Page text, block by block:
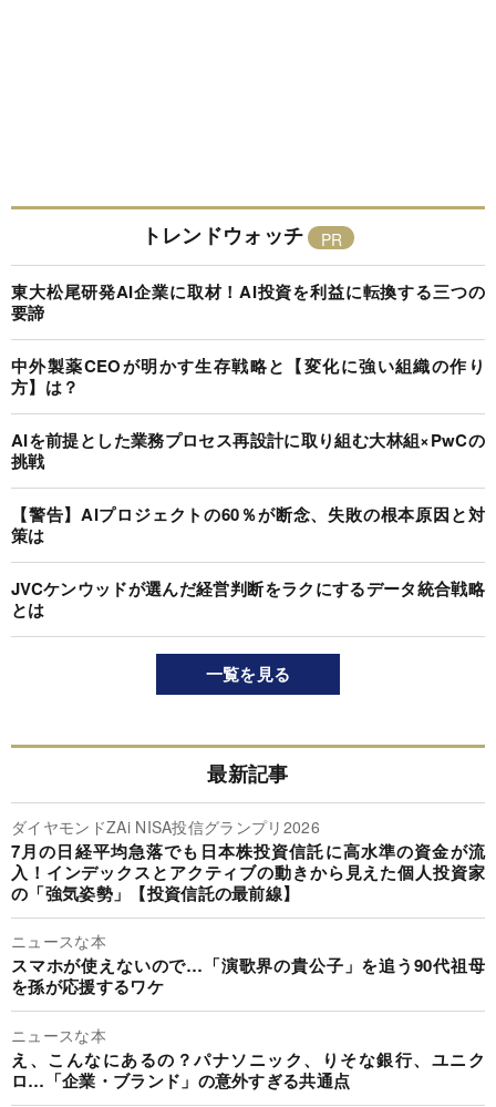
トレンドウォッチ
東大松尾研発AI企業に取材！AI投資を利益に転換する三つの
要諦
中外製薬CEOが明かす生存戦略と【変化に強い組織の作り
方】は？
AIを前提とした業務プロセス再設計に取り組む大林組×PwCの
挑戦
【警告】AIプロジェクトの60％が断念、失敗の根本原因と対
策は
JVCケンウッドが選んだ経営判断をラクにするデータ統合戦略
とは
一覧を見る
最新記事
ダイヤモンドZAi NISA投信グランプリ2026
7月の日経平均急落でも日本株投資信託に高水準の資金が流
入！インデックスとアクティブの動きから見えた個人投資家
の「強気姿勢」【投資信託の最前線】
ニュースな本
スマホが使えないので…「演歌界の貴公子」を追う90代祖母
を孫が応援するワケ
ニュースな本
え、こんなにあるの？パナソニック、りそな銀行、ユニク
ロ…「企業・ブランド」の意外すぎる共通点